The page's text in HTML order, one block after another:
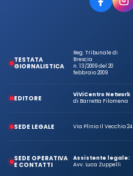
TESTATA
GIORNALISTICA
Reg. Tribunale di
Brescia
n. 13/2009 del 20
febbraio 2009
EDITORE
ViViCentro Network
di Barretta Filomena
SEDE LEGALE Via Plinio Il Vecchio 24
SEDE OPERATIVA
E CONTATTI
Assistente legale:
Avv. Luca Zuppelli